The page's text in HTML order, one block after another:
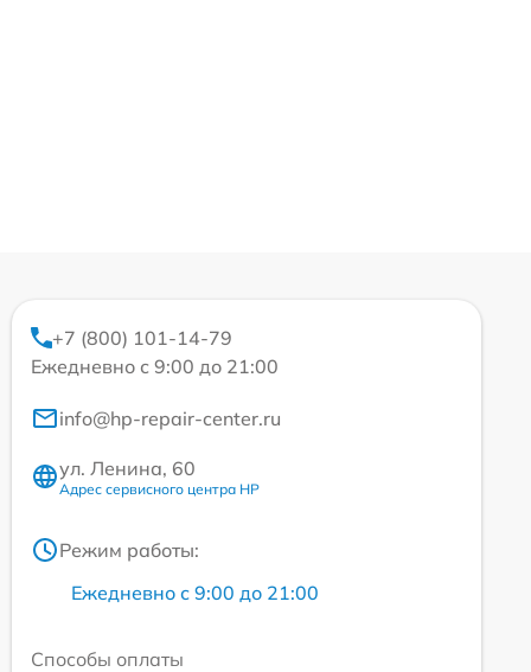
+7 (800) 101-14-79
Ежедневно с 9:00 до 21:00
info@hp-repair-center.ru
ул. Ленина, 60
Адрес сервисного центра HP
Режим работы:
Ежедневно с 9:00 до 21:00
Способы оплаты